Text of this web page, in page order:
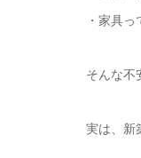
・家具
そんな不
実は、新